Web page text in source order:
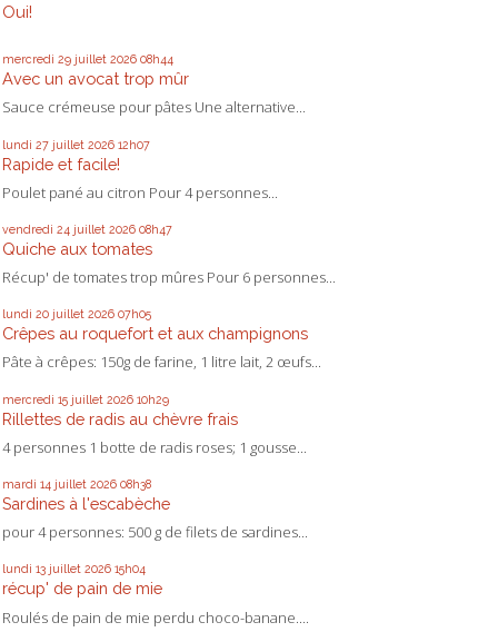
Oui!
mercredi 29 juillet 2026 08h44
Avec un avocat trop mûr
Sauce crémeuse pour pâtes Une alternative...
lundi 27 juillet 2026 12h07
Rapide et facile!
Poulet pané au citron Pour 4 personnes...
vendredi 24 juillet 2026 08h47
Quiche aux tomates
Récup' de tomates trop mûres Pour 6 personnes...
lundi 20 juillet 2026 07h05
Crêpes au roquefort et aux champignons
Pâte à crêpes: 150g de farine, 1 litre lait, 2 œufs...
mercredi 15 juillet 2026 10h29
Rillettes de radis au chèvre frais
4 personnes 1 botte de radis roses; 1 gousse...
mardi 14 juillet 2026 08h38
Sardines à l'escabèche
pour 4 personnes: 500 g de filets de sardines...
lundi 13 juillet 2026 15h04
récup' de pain de mie
Roulés de pain de mie perdu choco-banane....